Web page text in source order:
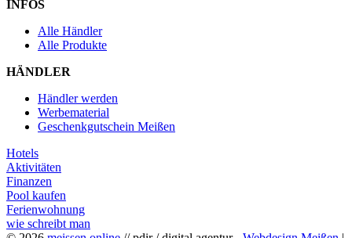
INFOS
Alle Händler
Alle Produkte
HÄNDLER
Händler werden
Werbematerial
Geschenkgutschein Meißen
Hotels
Aktivitäten
Finanzen
Pool kaufen
Ferienwohnung
wie schreibt man